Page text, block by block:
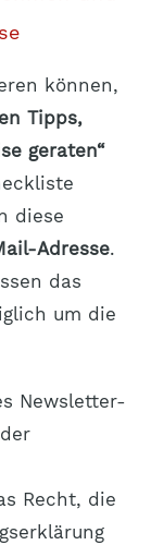
können,
Tipps,
geraten“
diese
Adresse.
das
um die
Newsletter-
Recht, die